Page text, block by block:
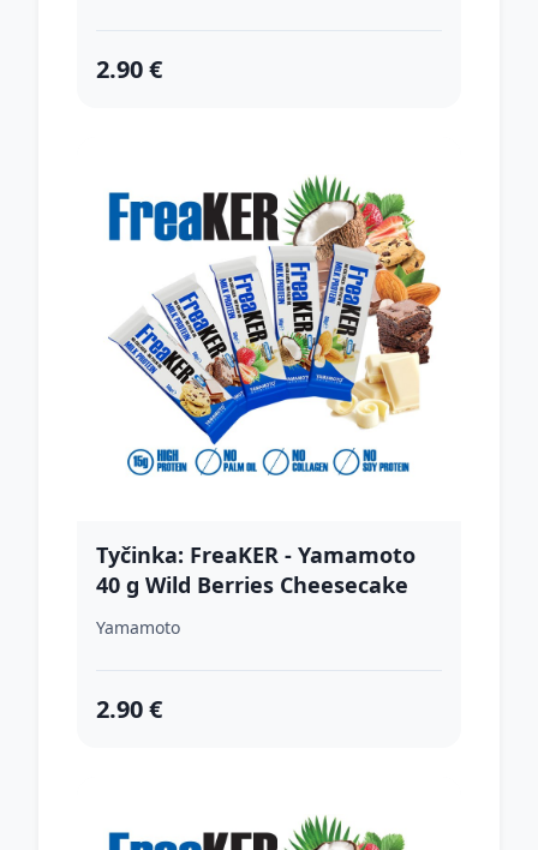
2.90 €
Tyčinka: FreaKER - Yamamoto
40 g Wild Berries Cheesecake
Dark Chocolate
Yamamoto
2.90 €